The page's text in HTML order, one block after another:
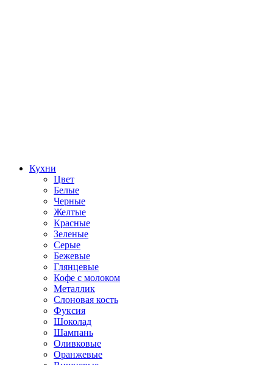
Кухни
Цвет
Белые
Черные
Желтые
Красные
Зеленые
Серые
Бежевые
Глянцевые
Кофе с молоком
Металлик
Слоновая кость
Фуксия
Шоколад
Шампань
Оливковые
Оранжевые